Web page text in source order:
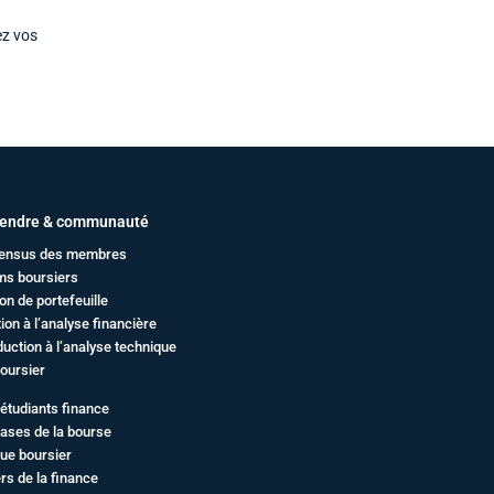
vos
& communauté
des membres
boursiers
de portefeuille
à l’analyse financière
à l’analyse technique
finance
de la bourse
boursier
de la finance